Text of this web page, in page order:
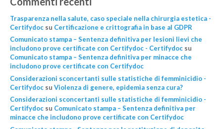
Trasparenza nella salute, caso speciale nella chirurgia estetica -
Certifydocsu Certificazione e crittografia in base al GDPR
Comunicato stampa – Sentenza definitiva per lesioni lievi che
includono prove certificate con Certifydoc - Certifydocsu
Comunicato stampa – Sentenza definitiva per minacce che
includono prove certificate con Certifydoc
Considerazioni sconcertanti sulle statistiche di femminicidio -
Certifydocsu Violenza di genere, epidemìa senza cura?
Considerazioni sconcertanti sulle statistiche di femminicidio -
Certifydocsu Comunicato stampa – Sentenza definitiva per
minacce che includono prove certificate con Certifydoc